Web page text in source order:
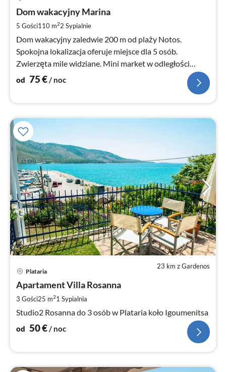
Dom wakacyjny Marina
5 Gości110 m22 Sypialnie
Dom wakacyjny zaledwie 200 m od plaży Notos.
Spokojna lokalizacja oferuje miejsce dla 5 osób.
Zwierzęta mile widziane. Mini market w odległości
zaledwie 50 m. Ogród z meblami ogrodowymi.
od 75€/ noc
23 km z Gardenos
Plataria
Apartament Villa Rosanna
3 Gości25 m21 Sypialnia
Studio2 Rosanna do 3 osób w Plataria koło Igoumenitsa
od 50€/ noc